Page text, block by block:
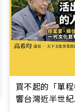
買不起的「單程
響台灣近半世紀